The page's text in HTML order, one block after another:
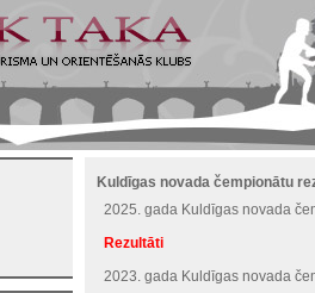
Kuldīgas novada čempionātu
2025. gada Kuldīgas novada
Rezultāti
2023. gada Kuldīgas novada